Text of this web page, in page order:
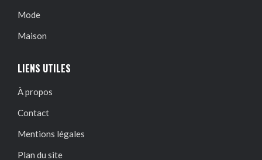
Mode
Maison
LIENS UTILES
À propos
Contact
Mentions légales
Plan du site